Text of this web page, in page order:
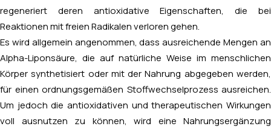
regeneriert deren antioxidative Eigenschaften, die bei
Reaktionen mit freien Radikalen verloren gehen.
Es wird allgemein angenommen, dass ausreichende Mengen an
Alpha-Liponsäure, die auf natürliche Weise im menschlichen
Körper synthetisiert oder mit der Nahrung abgegeben werden,
für einen ordnungsgemäßen Stoffwechselprozess ausreichen.
Um jedoch die antioxidativen und therapeutischen Wirkungen
voll ausnutzen zu können, wird eine Nahrungsergänzung